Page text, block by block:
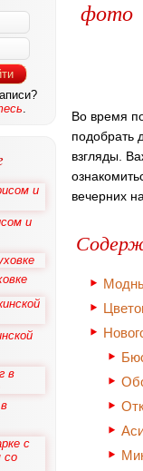
.
и
фото
Во время
подобрать
взгляды.
вечерних